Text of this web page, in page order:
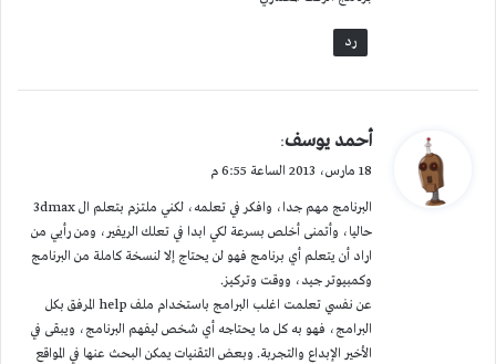
رد
ي
ل
أحمد يوسف:
18 مارس، 2013 الساعة 6:55 م
البرنامج مهم جدا، وافكر في تعلمه، لكني ملتزم بتعلم ال 3dmax
حاليا، وأتمنى أخلص بسرعة لكي ابدا في تعلك الريفير، ومن رأيي من
اراد أن يتعلم أي برنامج فهو لن يحتاج إلا لنسخة كاملة من البرنامج
وكمبيوتر جيد، ووقت وتركيز.
عن نفسي تعلمت اغلب البرامج باستخدام ملف help المرفق بكل
البرامج، فهو به كل ما يحتاجه أي شخص ليفهم البرنامج، ويبقى في
الأخير الإبداع والتجربة. وبعض التقنيات يمكن البحث عنها في المواقع